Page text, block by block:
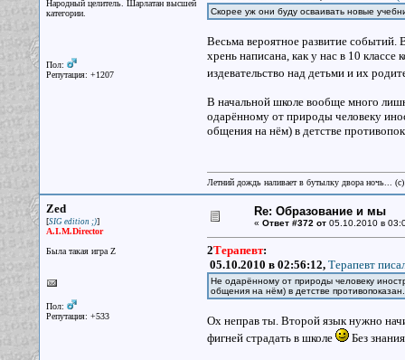
Народный целитель. Шарлатан высшей
категории.
Пол:
Репутация: +1207
Скорее уж они буду осваивать новые
Весьма вероятное развитие событий.
хрень написана, как у нас в 10 классе
издевательство над детьми и их
В начальной школе вообще много
одарённому от природы человеку
общения на нём) в детстве
Летний дождь наливает в бутылку двора ночь...
Zed
[SIG edition ;)]
A.I.M.Director
Была такая игра Z
Пол:
Репутация: +533
Re: Образование и мы
« Ответ #372 от05.10.2010 в
2Терапевт:
05.10.2010 в 02:56:12, Терапевт
Не одарённому от природы человеку
общения на нём) в детстве
Ох неправ ты. Второй язык нужно
фигней страдать в школе
Без